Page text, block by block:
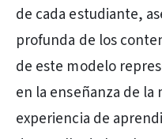
de cada estudiante,
profunda de los
de este modelo
en la enseñanza de
experiencia de